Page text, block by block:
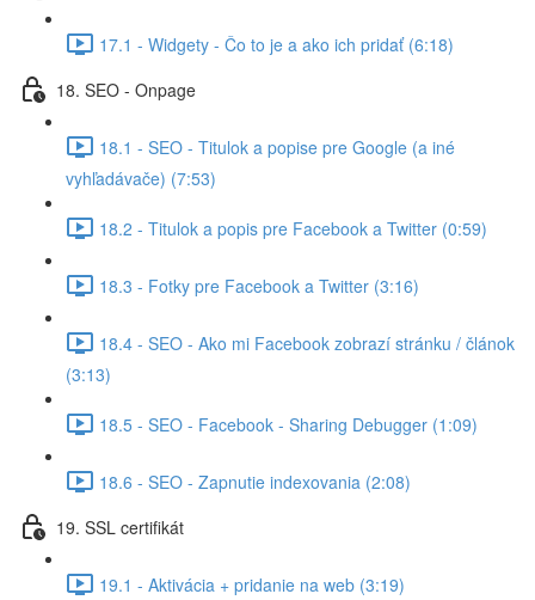
17.1 - Widgety - Čo to je a ako ich pridať (6:18)
18. SEO - Onpage
18.1 - SEO - Titulok a popise pre Google (a iné
vyhľadávače) (7:53)
18.2 - Titulok a popis pre Facebook a Twitter (0:59)
18.3 - Fotky pre Facebook a Twitter (3:16)
18.4 - SEO - Ako mi Facebook zobrazí stránku / článok
(3:13)
18.5 - SEO - Facebook - Sharing Debugger (1:09)
18.6 - SEO - Zapnutie indexovania (2:08)
19. SSL certifikát
19.1 - Aktivácia + pridanie na web (3:19)